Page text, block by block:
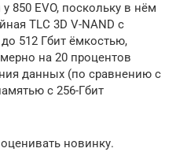
850 EVO, поскольку в нём
TLC 3D V-NAND с
512 Гбит ёмкостью,
на 20 процентов
данных (по сравнению с
с 256-Гбит
новинку.